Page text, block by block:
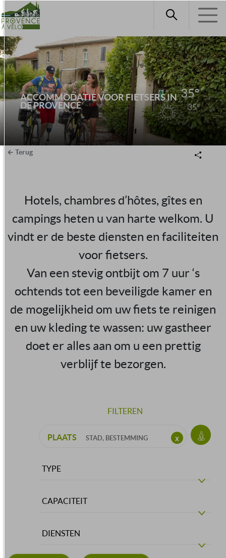
35°
35°
ACCOMMODATIE VOOR FIETSERS IN
DE PROVENCE
Terug
Hotels, chambres d’hôtes, gîtes en
campings heten u van harte welkom. U
vindt er de beste diensten en faciliteiten
voor fietsers.
Van een stevig ontbijt om 7 uur ‘s
ochtends tot een beveiligde kamer en
de mogelijkheid om uw fiets te reinigen
en uw kleding te wassen: uw gastheer
doet er alles aan om u een prettig
verblijf te bezorgen.
FILTEREN
PLAATS
TYPE
CAPACITEIT
DIENSTEN